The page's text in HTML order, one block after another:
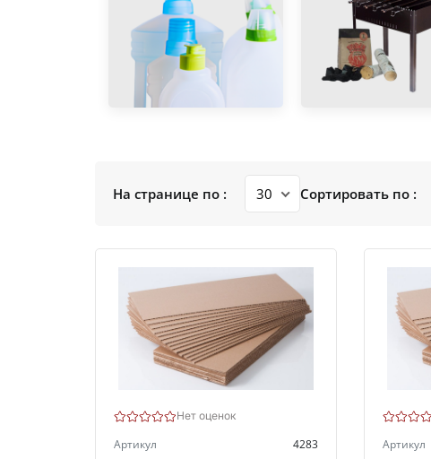
На странице по : Сортировать по :
Нет оценок
Артикул 4283 Артикул